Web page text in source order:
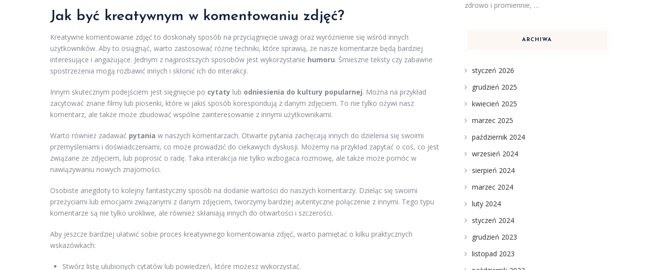
Jak być kreatywnym w komentowaniu zdjęć?
Kreatywne komentowanie zdjęć to doskonały sposób na przyciągnięcie uwagi oraz wyróżnienie się wśród innych
użytkowników. Aby to osiągnąć, warto zastosować różne techniki, które sprawią, że nasze komentarze będą bardziej
interesujące i angażujące. Jednym z najprostszych sposobów jest wykorzystanie humoru. Śmieszne teksty czy zabawne
spostrzeżenia mogą rozbawić innych i skłonić ich do interakcji.
Innym skutecznym podejściem jest sięgnięcie po cytaty lub odniesienia do kultury popularnej. Można na przykład
zacytować znane filmy lub piosenki, które w jakiś sposób korespondują z danym zdjęciem. To nie tylko ożywi nasz
komentarz, ale także może zbudować wspólne zainteresowanie z innymi użytkownikami.
Warto również zadawać pytania w naszych komentarzach. Otwarte pytania zachęcają innych do dzielenia się swoimi
przemyśleniami i doświadczeniami, co może prowadzić do ciekawych dyskusji. Możemy na przykład zapytać o coś, co jest
związane ze zdjęciem, lub poprosić o radę. Taka interakcja nie tylko wzbogaca rozmowę, ale także może pomóc w
nawiązywaniu nowych znajomości.
Osobiste anegdoty to kolejny fantastyczny sposób na dodanie wartości do naszych komentarzy. Dzieląc się swoimi
przeżyciami lub emocjami związanymi z danym zdjęciem, tworzymy bardziej autentyczne połączenie z innymi. Tego typu
komentarze są nie tylko urokliwe, ale również skłaniają innych do otwartości i szczerości.
Aby jeszcze bardziej ułatwić sobie proces kreatywnego komentowania zdjęć, warto pamiętać o kilku praktycznych
wskazówkach:
Stwórz listę ulubionych cytatów lub powiedzeń, które możesz wykorzystać.
zdrowo i promiennie, …
ARCHIWA
styczeń 2026
grudzień 2025
kwiecień 2025
marzec 2025
październik 2024
wrzesień 2024
sierpień 2024
marzec 2024
luty 2024
styczeń 2024
grudzień 2023
listopad 2023